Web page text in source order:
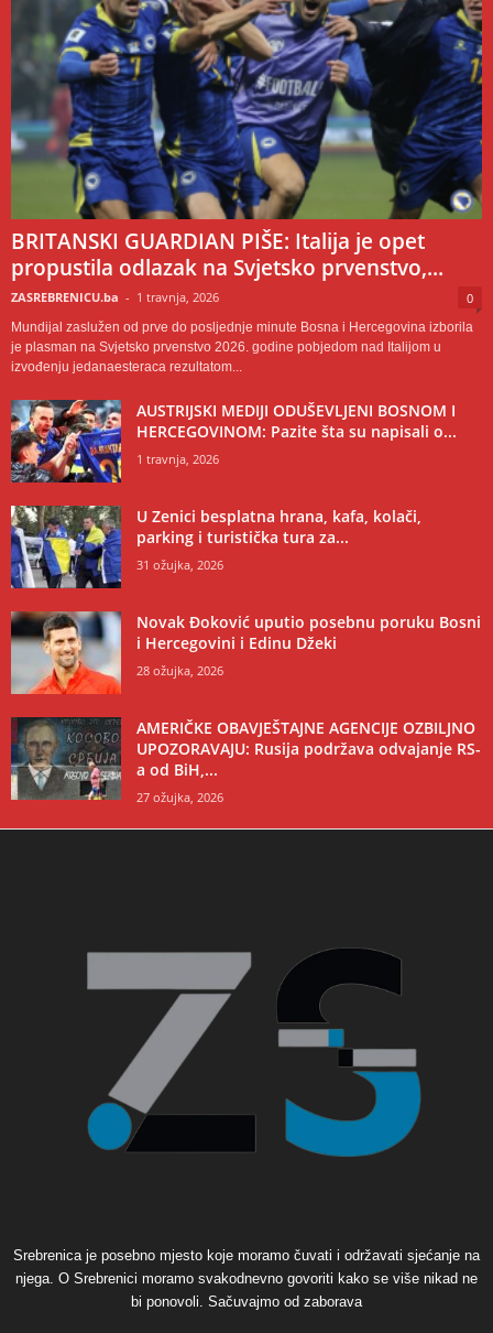
BRITANSKI GUARDIAN PIŠE: Italija je opet
propustila odlazak na Svjetsko prvenstvo,...
ZASREBRENICU.ba - 1 travnja, 2026 0
Mundijal zaslužen od prve do posljednje minute Bosna i Hercegovina izborila
je plasman na Svjetsko prvenstvo 2026. godine pobjedom nad Italijom u
izvođenju jedanaesteraca rezultatom...
AUSTRIJSKI MEDIJI ODUŠEVLJENI BOSNOM I
HERCEGOVINOM: Pazite šta su napisali o...
1 travnja, 2026
U Zenici besplatna hrana, kafa, kolači,
parking i turistička tura za...
31 ožujka, 2026
Novak Đoković uputio posebnu poruku Bosni
i Hercegovini i Edinu Džeki
28 ožujka, 2026
AMERIČKE OBAVJEŠTAJNE AGENCIJE OZBILJNO
UPOZORAVAJU: Rusija podržava odvajanje RS-
a od BiH,...
27 ožujka, 2026
Srebrenica je posebno mjesto koje moramo čuvati i održavati sjećanje na
njega. O Srebrenici moramo svakodnevno govoriti kako se više nikad ne
bi ponovoli. Sačuvajmo od zaborava